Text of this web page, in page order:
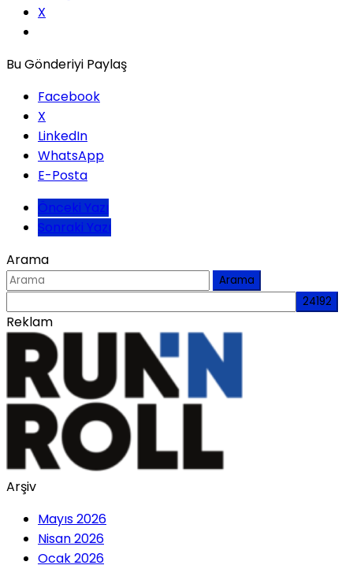
X
Bu Gönderiyi Paylaş
Facebook
X
LinkedIn
WhatsApp
E-Posta
Önceki Yazı
Sonraki Yazı
Arama
Arama
Reklam
Arşiv
Mayıs 2026
Nisan 2026
Ocak 2026